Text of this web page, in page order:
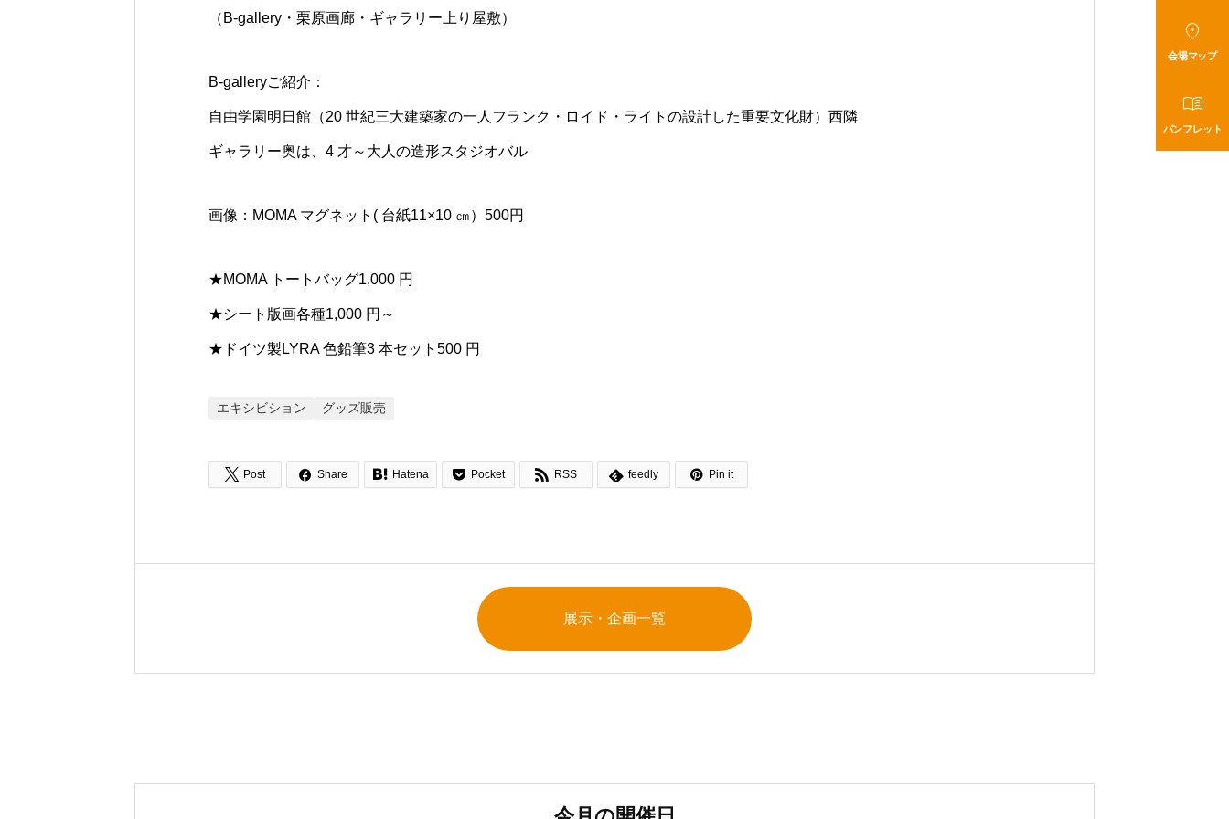
（B-gallery・栗原画廊・ギャラリー上り屋敷）
B-galleryご紹介：
自由学園明日館（20 世紀三大建築家の一人フランク・ロイド・ライトの設計した重要文化財）西隣
ギャラリー奥は、4 才～大人の造形スタジオバル
画像：MOMA マグネット( 台紙11×10 ㎝）500円
★MOMA トートバッグ1,000 円
★シート版画各種1,000 円～
★ドイツ製LYRA 色鉛筆3 本セット500 円
エキシビション グッズ販売
 Post  Share  Hatena  Pocket  RSS  feedly  Pin it
展示・企画一覧

会場マップ

パンフレット